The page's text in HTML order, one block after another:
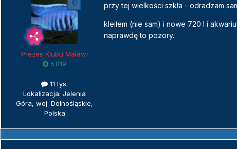
Prezes Klubu Malawi
5 819
11 tys.
Lokalizacja: Jelenia
Góra, woj. Dolnośląskie,
Polska
przy tej wielkości szkła - odradzam
kleiłem (nie sam) i nowe 720 l i
naprawdę to pozory.